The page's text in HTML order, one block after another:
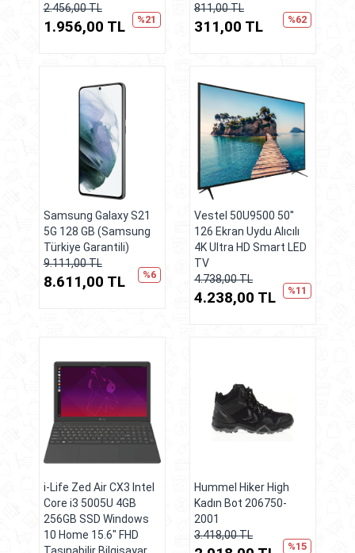
2.456,00 TL
%21
1.956,00 TL
811,00 TL
%62
311,00 TL
Samsung Galaxy S21
5G 128 GB (Samsung
Türkiye Garantili)
9.111,00 TL
%6
8.611,00 TL
Vestel 50U9500 50''
126 Ekran Uydu Alıcılı
4K Ultra HD Smart LED
TV
4.738,00 TL
%11
4.238,00 TL
i-Life Zed Air CX3 Intel
Core i3 5005U 4GB
256GB SSD Windows
10 Home 15.6" FHD
Taşınabilir Bilgisayar
Hummel Hiker High
Kadın Bot 206750-
2001
3.418,00 TL
%15